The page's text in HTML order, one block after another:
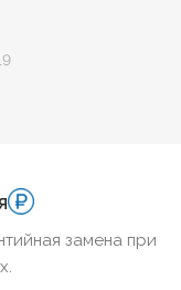
замена при